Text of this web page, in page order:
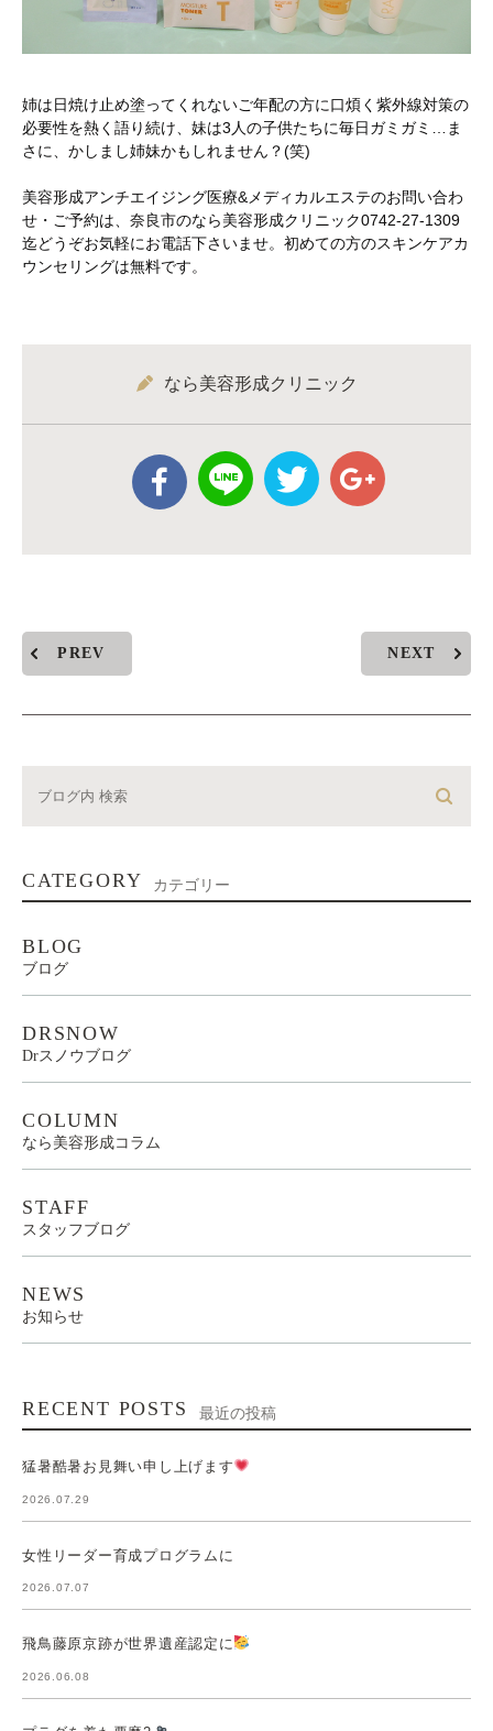
姉は日焼け止め塗ってくれないご年配の方に口煩く紫外線対策の
必要性を熱く語り続け、妹は3人の子供たちに毎日ガミガミ…ま
さに、かしまし姉妹かもしれません？(笑)
美容形成アンチエイジング医療&メディカルエステのお問い合わ
せ・ご予約は、奈良市のなら美容形成クリニック0742-27-1309
迄どうぞお気軽にお電話下さいませ。初めての方のスキンケアカ
ウンセリングは無料です。
なら美容形成クリニック
PREV NEXT
CATEGORY カテゴリー
BLOG
ブログ
DRSNOW
Drスノウブログ
COLUMN
なら美容形成コラム
STAFF
スタッフブログ
NEWS
お知らせ
RECENT POSTS 最近の投稿
猛暑酷暑お見舞い申し上げます
2026.07.29
女性リーダー育成プログラムに
2026.07.07
飛鳥藤原京跡が世界遺産認定に
2026.06.08